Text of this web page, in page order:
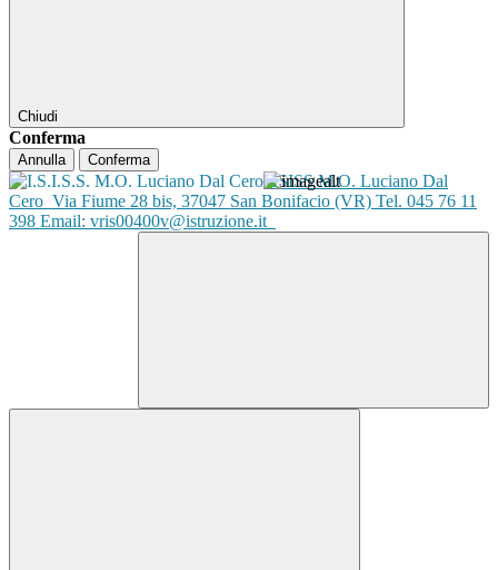
Chiudi
Conferma
Annulla Conferma
ISISS M.O. Luciano Dal
Cero Via Fiume 28 bis, 37047 San Bonifacio (VR) Tel. 045 76 11
398 Email: vris00400v@istruzione.it